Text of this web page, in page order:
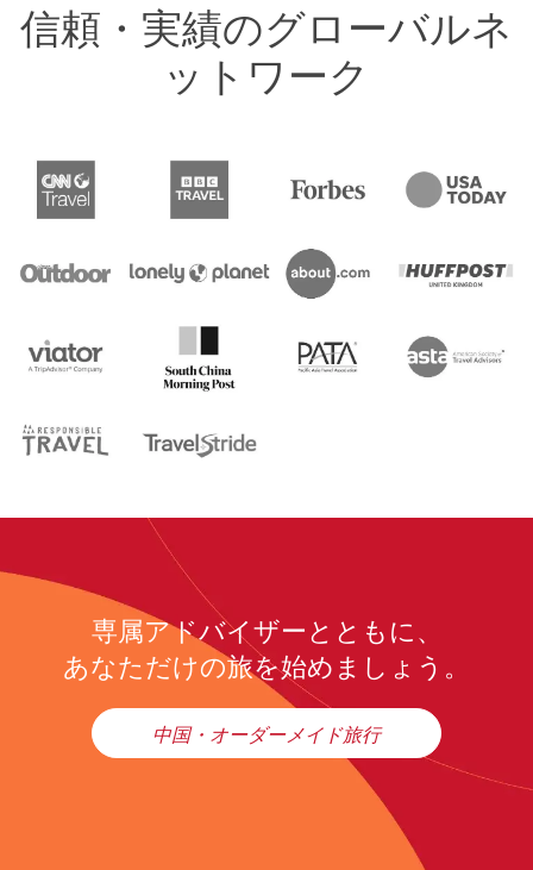
信頼・実績のグローバルネ
ットワーク
専属アドバイザーとともに、
あなただけの旅を始めましょう。
中国・オーダーメイド旅行